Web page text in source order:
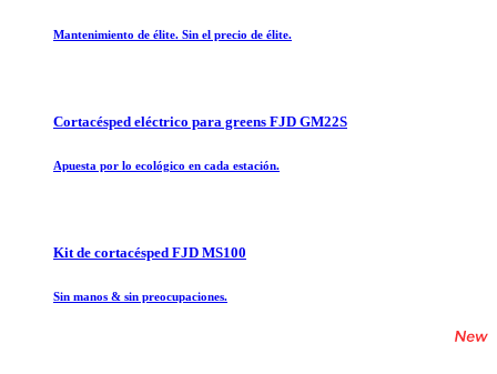
Mantenimiento de élite. Sin el precio de élite.
Cortacésped eléctrico para greens FJD GM22S
Apuesta por lo ecológico en cada estación.
Kit de cortacésped FJD MS100
Sin manos & sin preocupaciones.